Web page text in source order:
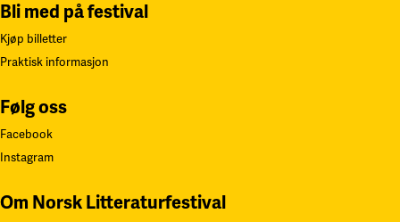
Bli med på festival
Kjøp billetter
Praktisk informasjon
Følg oss
Facebook
Instagram
Om Norsk Litteraturfestival